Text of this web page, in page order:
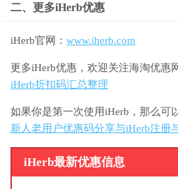
二、更多iHerb优惠
iHerb官网： www.iherb.com
更多iHerb优惠，欢迎关注海淘优惠
iHerb折扣码汇总整理
如果你是第一次使用iHerb，那么可
新人老用户优惠码分享与iHerb注册
iHerb最新优惠信息